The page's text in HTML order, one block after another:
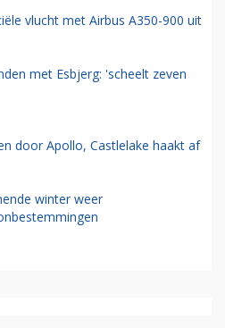
vlucht met Airbus A350-900 uit
met Esbjerg: 'scheelt zeven
door Apollo, Castlelake haakt af
winter weer